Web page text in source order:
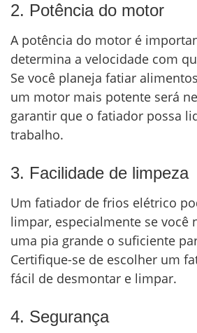
2. Potência do motor
A potência do motor é
determina a velocidade com
Se você planeja fatiar
um motor mais potente será
garantir que o fatiador possa
trabalho.
3. Facilidade de limpeza
Um fatiador de frios elétrico
limpar, especialmente se você
uma pia grande o suficiente
Certifique-se de escolher um
fácil de desmontar e limpar.
4. Segurança